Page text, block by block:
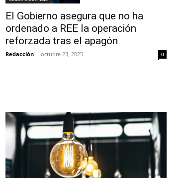
El Gobierno asegura que no ha
ordenado a REE la operación
reforzada tras el apagón
Redacción - octubre 23, 2025 0